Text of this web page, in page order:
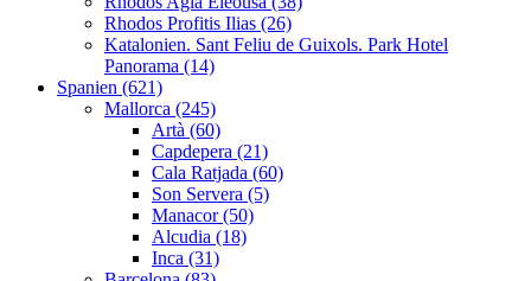
Rhodos Profitis Ilias (26)
Katalonien. Sant Feliu de Guixols. Park Hotel
Panorama (14)
Spanien (621)
Mallorca (245)
Artà (60)
Capdepera (21)
Cala Ratjada (60)
Son Servera (5)
Manacor (50)
Alcudia (18)
Inca (31)